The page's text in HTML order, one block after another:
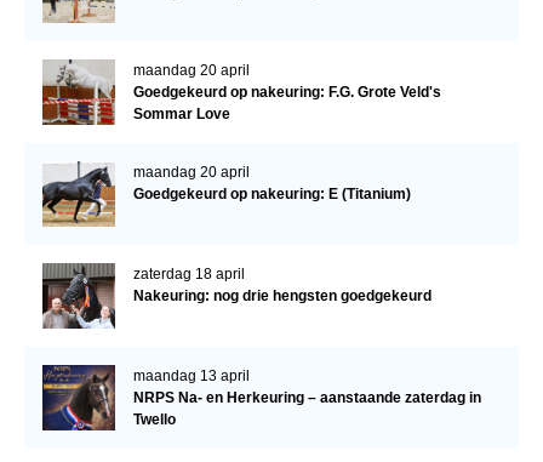
maandag 20 april
Goedgekeurd op nakeuring: F.G. Grote Veld's
Sommar Love
maandag 20 april
Goedgekeurd op nakeuring: E (Titanium)
zaterdag 18 april
Nakeuring: nog drie hengsten goedgekeurd
maandag 13 april
NRPS Na- en Herkeuring – aanstaande zaterdag in
Twello